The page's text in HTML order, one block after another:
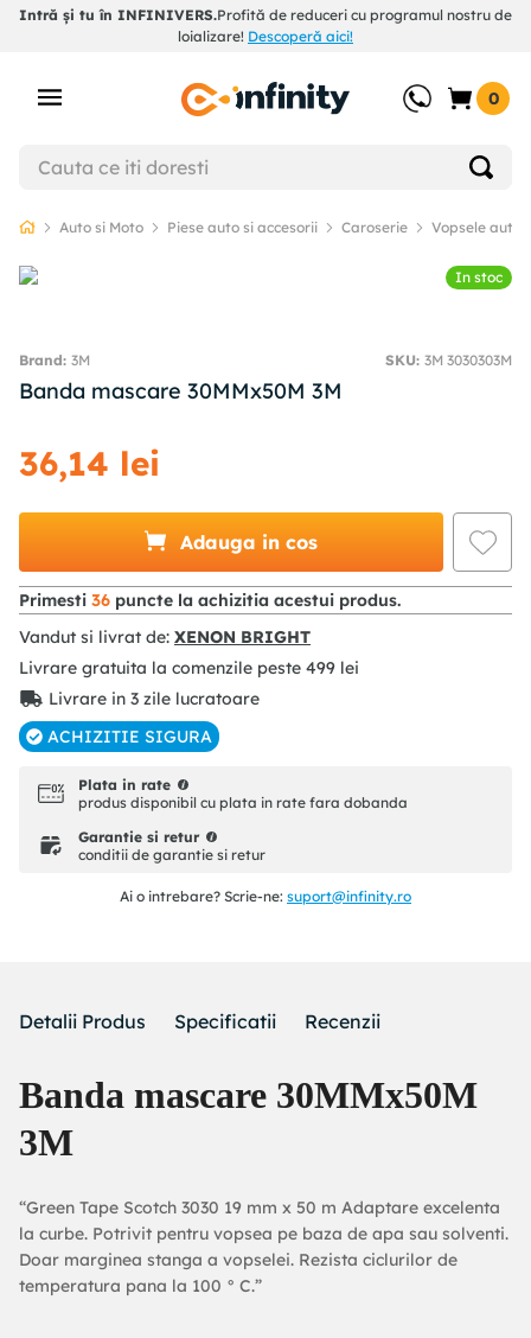
Intră și tu în INFINIVERS.Profită de reduceri cu programul nostru de
loializare! Descoperă aici!
0
Auto si Moto Piese auto si accesorii Caroserie Vopsele auto
In stoc
3M SKU: 3M 3030303M
Banda mascare 30MMx50M 3M
36,14 lei
Adauga in cos
Primesti 36 puncte la achizitia acestui produs.
Vandut si livrat de: XENON BRIGHT
Livrare gratuita la comenzile peste 499 lei
Livrare in 3 zile lucratoare
ACHIZITIE SIGURA
Plata in rate
produs disponibil cu plata in rate fara dobanda
Garantie si retur
conditii de garantie si retur
Ai o intrebare? Scrie-ne: suport@infinity.ro
Detalii Produs Specificatii Recenzii
Banda mascare 30MMx50M
3M
“Green Tape Scotch 3030 19 mm x 50 m Adaptare excelenta
la curbe. Potrivit pentru vopsea pe baza de apa sau solventi.
Doar marginea stanga a vopselei. Rezista ciclurilor de
temperatura pana la 100 ° C.”